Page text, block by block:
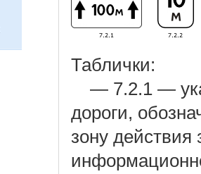
Таблички:
— 7.2.1 —
дороги,
зону